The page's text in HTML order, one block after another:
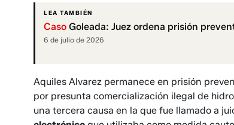
LEA TAMBIÉN
Caso Goleada: Juez ordena prisión
6 de julio de 2026
Aquiles Alvarez permanece en prisión
por presunta comercialización ilegal de
una tercera causa en la que fue llamado a